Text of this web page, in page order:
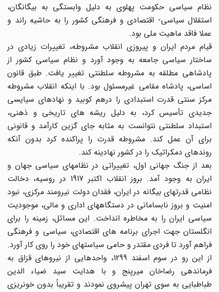
نظام سیاسی حکومت پهلوی به دلیل وابستگی به بیگانگان،
استقلال سیاسی- اقتصادی و فرهنگی کشور را به حاشیه راند و
عملا فاقد ماهیت ملی بود.
قیام مردم ایران و پیروزی انقلاب مشروطه، تغییرات زیادی در
ساختار سیاسی جامعه به وجود آورد و نظام سیاسی کشور از
پادشاهی مطلقه به مشروطه سلطنتی تغییر یافت. طبق قانون
اساسی، پادشاه مقامی غیرمسئول بود. با اینکه انقلاب مشروطه
مرکز سنتی قدرت استبدادی را درهم کوبید و نهادهای سیایسی
جدیدی تأسیس کرد، به دلیل ریشه های تاریخی و ذهنی،
استبداد سلطنتی نتوانست به مثابه جای گزین کارآمد و قانونی
برای آن عمل کند. مشروطه قدرت را پراکنده کرد بدون آنکه
روندهای دمکراتیک را در کشور نهادینه کند.
بعد از جنگ جهانی اول، تغییراتی در نظامهای سیاسی جهان و
ایران به وجود آمد. بروز انقلاب اکتبر 1917 در روسیه، دخالت
نظامی قدرتهای بیگانه در ایران، فقدان دولت نیرومند مرکزی، نبود
امنیت و بروز نابسامانی در دستگاههای اداری و مالی، موجودیت
سیاسی ایران را به مخاطره انداخت. این مسائل، زمینه را برای
انگلستان جهت اجرای برنامه های اقتصادی، سیاسی و فرهنگی
فراهم آورد تا فردی مقتدر و حامی سیاستهای خود را روی کار آورد.
از این رو در سوم اسفند 1299، واحدهایی از نیروهای قزاق به
فرماندهی رضاخان میرپنج و با هدایت سید ضیاء الدین
طباطبایی به سوی تهران پیشروی نمودند و تقریباً بدون خونریزی